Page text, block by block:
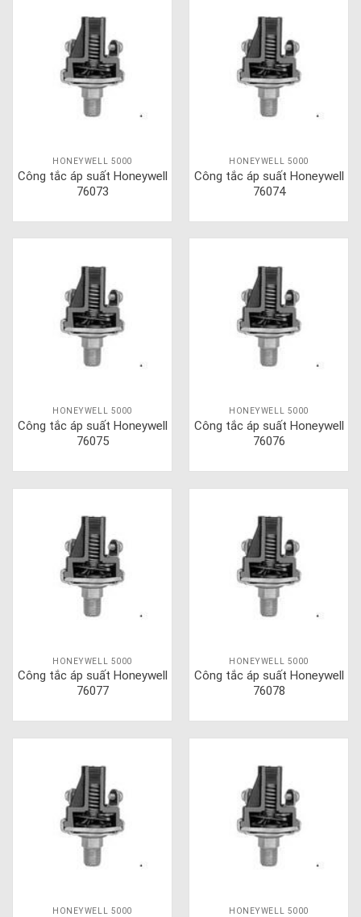
HONEYWELL 5000
Công tắc áp suất Honeywell
76073
HONEYWELL 5000
Công tắc áp suất Honeywell
76074
HONEYWELL 5000
Công tắc áp suất Honeywell
76075
HONEYWELL 5000
Công tắc áp suất Honeywell
76076
HONEYWELL 5000
Công tắc áp suất Honeywell
76077
HONEYWELL 5000
Công tắc áp suất Honeywell
76078
HONEYWELL 5000 HONEYWELL 5000